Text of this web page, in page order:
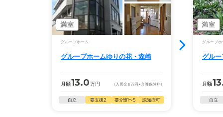
満室
グループホーム
グループホームゆりの花・森崎
月額13.0万円 (入居金5万円 +介護保険料)
自立 要支援2 要介護1〜5 認知症可
満室
グループホ
グル
月額
自立